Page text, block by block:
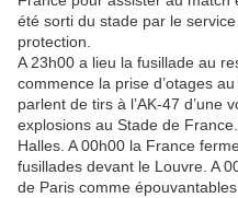
été sorti du stade par le
protection.
A 23h00 a lieu la fusillade au
commence la prise d’otages
parlent de tirs à l’AK-47 d’une
explosions au Stade de
Halles. A 00h00 la France
fusillades devant le Louvre. A
de Paris comme